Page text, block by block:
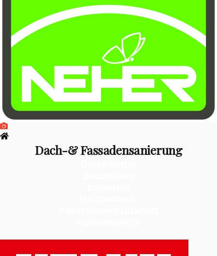
Dach-& Fassadensanierung